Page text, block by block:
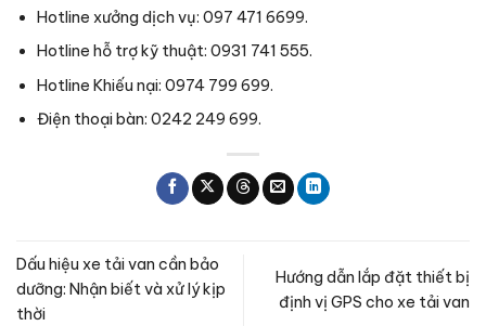
Hotline xưởng dịch vụ: 097 471 6699.
Hotline hỗ trợ kỹ thuật: 0931 741 555.
Hotline Khiếu nại: 0974 799 699.
Điện thoại bàn: 0242 249 699.
Dấu hiệu xe tải van cần bảo
dưỡng: Nhận biết và xử lý kịp
thời
Hướng dẫn lắp đặt thiết bị
định vị GPS cho xe tải van